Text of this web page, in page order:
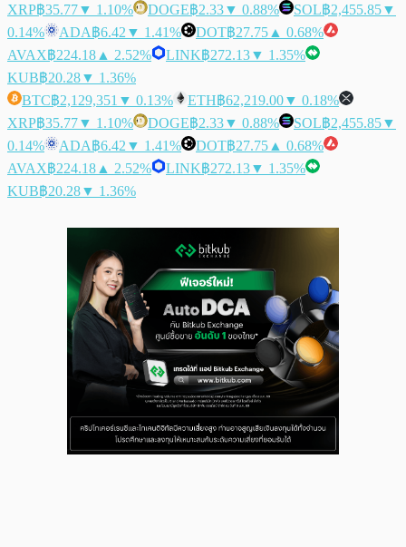
XRP฿35.77▼ 1.10% DOGE฿2.33▼ 0.88% SOL฿2,455.85▼
0.14%
ADA฿6.42 ▼ 1.41% DOT฿27.75 ▲ 0.68%
AVAX฿224.18 ▲ 2.52% LINK฿272.13▼ 1.35%
KUB฿20.28▼ 1.36%
BTC฿2,129,351 ▼ 0.13% ETH฿62,219.00▼ 0.18%
XRP฿35.77▼ 1.10% DOGE฿2.33▼ 0.88% SOL฿2,455.85▼
0.14%
ADA฿6.42 ▼ 1.41% DOT฿27.75 ▲ 0.68%
AVAX฿224.18 ▲ 2.52% LINK฿272.13▼ 1.35%
KUB฿20.28▼ 1.36%